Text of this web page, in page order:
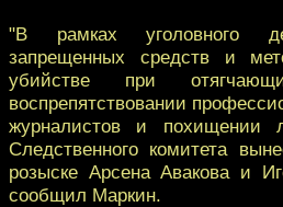
"В рамках уголовного
запрещенных средств и
убийстве при
воспрепятствовании
журналистов и похищении
Следственного комитета
розыске Арсена Авакова и
сообщил Маркин.